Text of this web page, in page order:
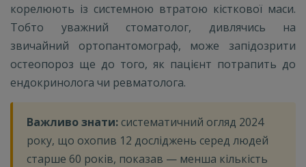
корелюють із системною втратою кісткової маси.
Тобто уважний стоматолог, дивлячись на
звичайний ортопантомограф, може запідозрити
остеопороз ще до того, як пацієнт потрапить до
ендокринолога чи ревматолога.
Важливо знати: систематичний огляд 2024
року, що охопив 12 досліджень серед людей
старше 60 років, показав — менша кількість